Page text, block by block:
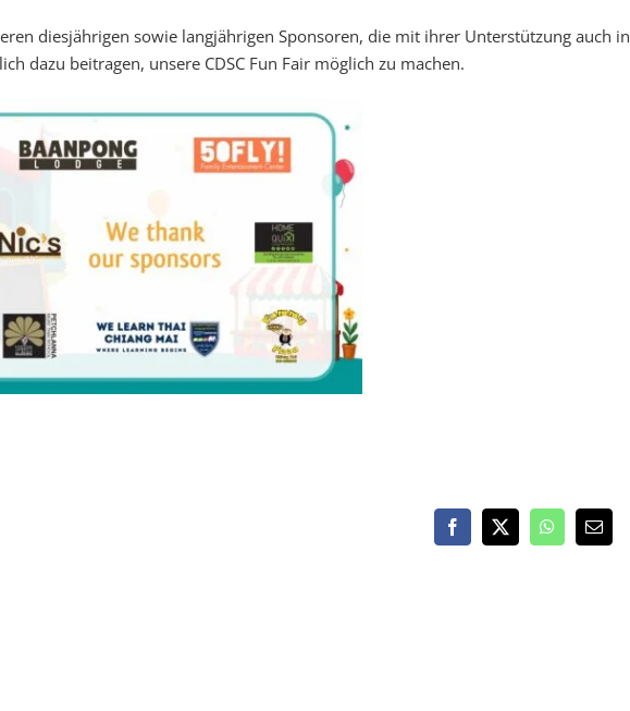
diesjährigen sowie langjährigen Sponsoren, die mit ihrer Unterstützung auch in
dazu beitragen, unsere CDSC Fun Fair möglich zu machen.
Facebook
X WhatsApp
E-
Mail